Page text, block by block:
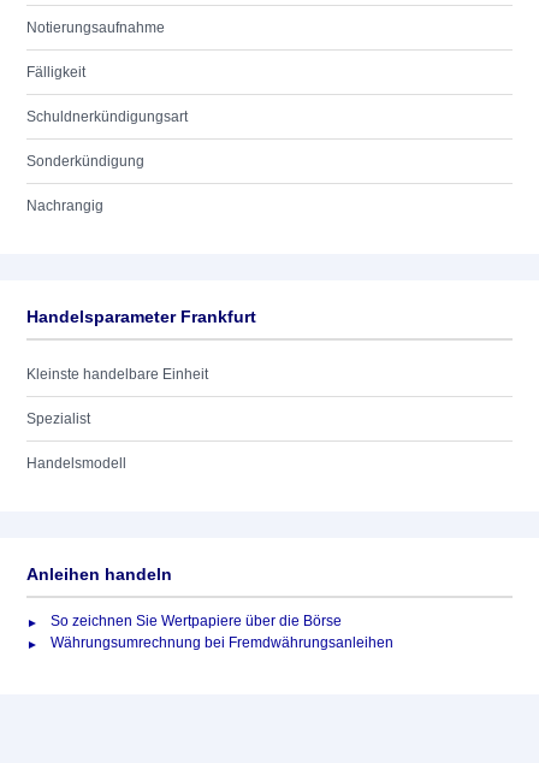
Notierungsaufnahme
Fälligkeit
Schuldnerkündigungsart
Sonderkündigung
Nachrangig
Handelsparameter Frankfurt
Kleinste handelbare Einheit
Spezialist
Handelsmodell
Anleihen handeln
So zeichnen Sie Wertpapiere über die Börse
Währungsumrechnung bei Fremdwährungsanleihen